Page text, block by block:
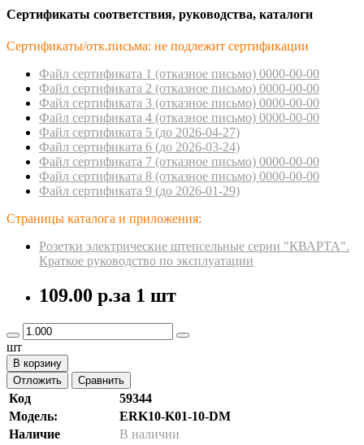
Сертификаты соответствия, руководства, каталоги
Сертификаты/отк.письма: не подлежит сертификации
Файл сертификата 1 (отказное пиcьмо) 0000-00-00
Файл сертификата 2 (отказное пиcьмо) 0000-00-00
Файл сертификата 3 (отказное пиcьмо) 0000-00-00
Файл сертификата 4 (отказное пиcьмо) 0000-00-00
Файл сертификата 5 (до 2026-04-27)
Файл сертификата 6 (до 2026-03-24)
Файл сертификата 7 (отказное пиcьмо) 0000-00-00
Файл сертификата 8 (отказное пиcьмо) 0000-00-00
Файл сертификата 9 (до 2026-01-29)
Страницы каталога и приложения:
Розетки электрические штепсельные серии "КВАРТА".
Краткое руководство по эксплуатации
109.00 р.за 1 шт
шт
В корзину
Отложить
Сравнить
Код
59344
Модель:
ERK10-K01-10-DM
Наличие
В наличии